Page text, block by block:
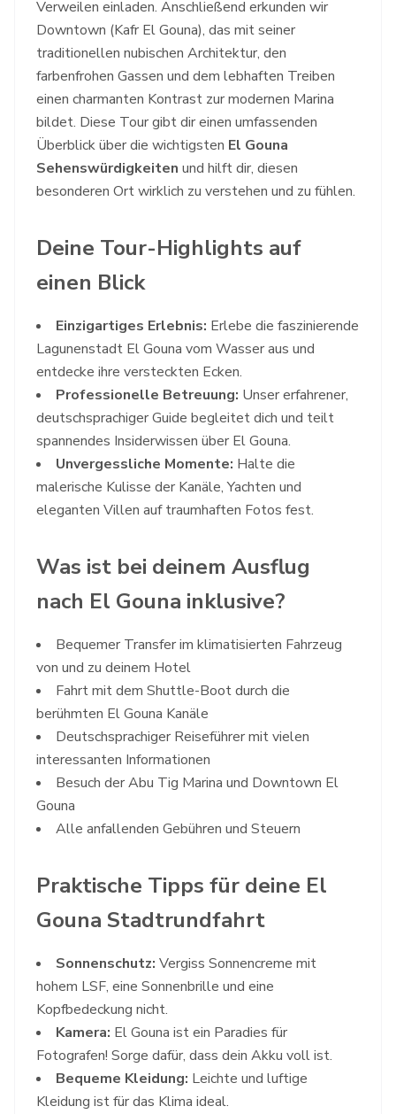
Verweilen einladen. Anschließend erkunden wir
Downtown (Kafr El Gouna), das mit seiner
traditionellen nubischen Architektur, den
farbenfrohen Gassen und dem lebhaften Treiben
einen charmanten Kontrast zur modernen Marina
bildet. Diese Tour gibt dir einen umfassenden
Überblick über die wichtigsten El Gouna
Sehenswürdigkeiten und hilft dir, diesen
besonderen Ort wirklich zu verstehen und zu fühlen.
Deine Tour-Highlights auf
einen Blick
Einzigartiges Erlebnis: Erlebe die faszinierende
Lagunenstadt El Gouna vom Wasser aus und
entdecke ihre versteckten Ecken.
Professionelle Betreuung: Unser erfahrener,
deutschsprachiger Guide begleitet dich und teilt
spannendes Insiderwissen über El Gouna.
Unvergessliche Momente: Halte die
malerische Kulisse der Kanäle, Yachten und
eleganten Villen auf traumhaften Fotos fest.
Was ist bei deinem Ausflug
nach El Gouna inklusive?
Bequemer Transfer im klimatisierten Fahrzeug
von und zu deinem Hotel
Fahrt mit dem Shuttle-Boot durch die
berühmten El Gouna Kanäle
Deutschsprachiger Reiseführer mit vielen
interessanten Informationen
Besuch der Abu Tig Marina und Downtown El
Gouna
Alle anfallenden Gebühren und Steuern
Praktische Tipps für deine El
Gouna Stadtrundfahrt
Sonnenschutz: Vergiss Sonnencreme mit
hohem LSF, eine Sonnenbrille und eine
Kopfbedeckung nicht.
Kamera: El Gouna ist ein Paradies für
Fotografen! Sorge dafür, dass dein Akku voll ist.
Bequeme Kleidung: Leichte und luftige
Kleidung ist für das Klima ideal.